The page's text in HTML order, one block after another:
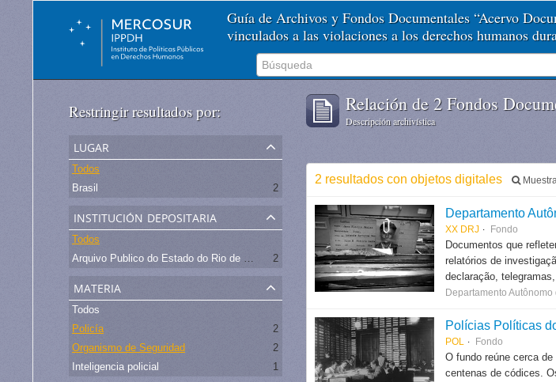
Guía de Archivos y Fondos Documentales “Acervo
vinculados a las violaciones a los derechos humanos
Restringir resultados por:
lugar
Todos
Brasil
2
institución depositaria
Todos
Arquivo Publico do Estado do Rio de Janeiro -
2
materia
Todos
Policía
2
Organismo de Seguridad
2
Inteligencia policial
1
Relación de 2 Fondos
Descripción archivística
2 resultados con objetos digitales
Departamento
XX DRJ Fondo
Documentos que
relatórios de
declaração,
Departamento
Polícias Políticas
POL Fondo
O fundo reúne cerca
centenas de códices.